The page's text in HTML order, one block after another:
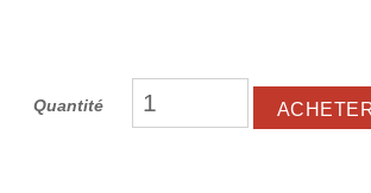
Quantité